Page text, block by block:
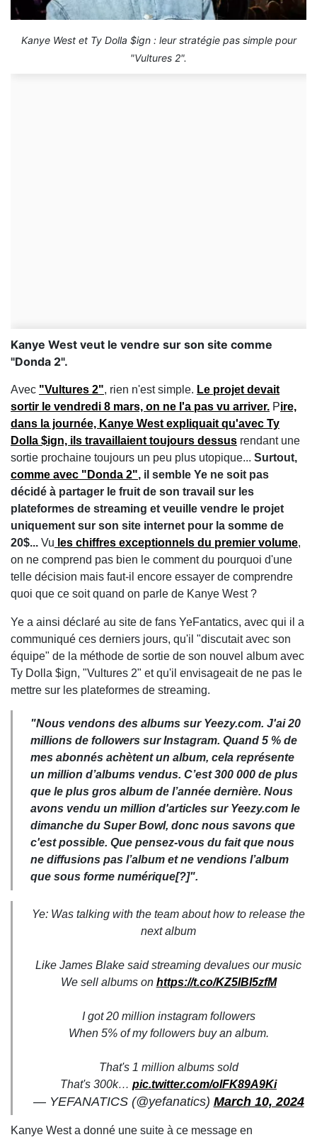
Kanye West et Ty Dolla $ign : leur stratégie pas simple pour
"Vultures 2".
Kanye West veut le vendre sur son site comme
"Donda 2".
Avec "Vultures 2", rien n'est simple. Le projet devait
sortir le vendredi 8 mars, on ne l'a pas vu arriver. Pire,
dans la journée, Kanye West expliquait qu'avec Ty
Dolla $ign, ils travaillaient toujours dessus rendant une
sortie prochaine toujours un peu plus utopique... Surtout,
comme avec "Donda 2", il semble Ye ne soit pas
décidé à partager le fruit de son travail sur les
plateformes de streaming et veuille vendre le projet
uniquement sur son site internet pour la somme de
20$... Vu les chiffres exceptionnels du premier volume,
on ne comprend pas bien le comment du pourquoi d'une
telle décision mais faut-il encore essayer de comprendre
quoi que ce soit quand on parle de Kanye West ?
Ye a ainsi déclaré au site de fans YeFantatics, avec qui il a
communiqué ces derniers jours, qu'il "discutait avec son
équipe" de la méthode de sortie de son nouvel album avec
Ty Dolla $ign, "Vultures 2" et qu'il envisageait de ne pas le
mettre sur les plateformes de streaming.
"Nous vendons des albums sur Yeezy.com. J'ai 20
millions de followers sur Instagram. Quand 5 % de
mes abonnés achètent un album, cela représente
un million d’albums vendus. C’est 300 000 de plus
que le plus gros album de l’année dernière. Nous
avons vendu un million d'articles sur Yeezy.com le
dimanche du Super Bowl, donc nous savons que
c'est possible. Que pensez-vous du fait que nous
ne diffusions pas l’album et ne vendions l’album
que sous forme numérique[?]".
Ye: Was talking with the team about how to release the
next album
Like James Blake said streaming devalues our music
We sell albums on https://t.co/KZ5lBI5zfM
I got 20 million instagram followers
When 5% of my followers buy an album.
That's 1 million albums sold
That's 300k… pic.twitter.com/oIFK89A9Ki
— YEFANATICS (@yefanatics) March 10, 2024
Kanye West a donné une suite à ce message en